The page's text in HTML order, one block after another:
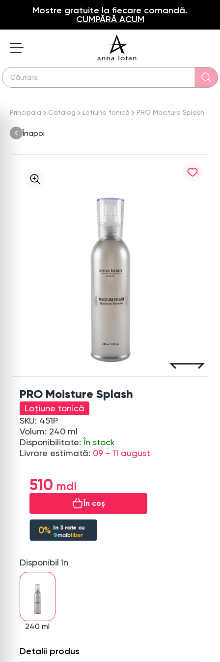
Mostre gratuite la fiecare comandă.
CUMPĂRĂ ACUM
Principala Catalog Loțiune tonică PRO Moisture Splash
Înapoi
PRO Moisture Splash
Loțiune tonică
SKU: 451P
Volum: 240 ml
Disponibilitate:În stock
Livrare estimată: 09 - 11 august
510
În coș
0% în 3rate cu
Disponibil în
240 ml
Detalii produs